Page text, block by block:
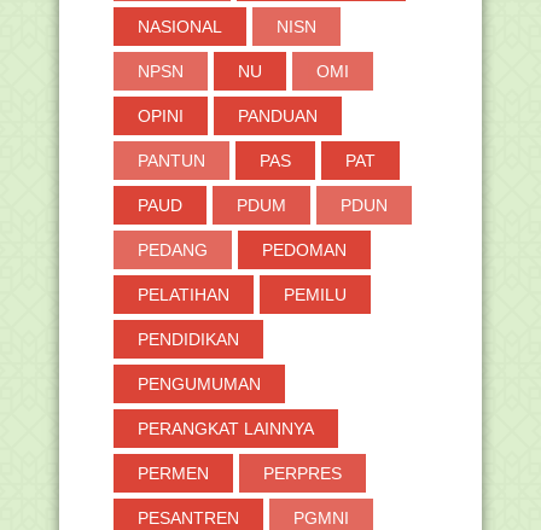
NASIONAL NISN
NPSN NU OMI
OPINI PANDUAN
PANTUN PAS PAT
PAUD PDUM PDUN
PEDANG PEDOMAN
PELATIHAN PEMILU
PENDIDIKAN
PENGUMUMAN
PERANGKAT LAINNYA
PERMEN PERPRES
PESANTREN PGMNI